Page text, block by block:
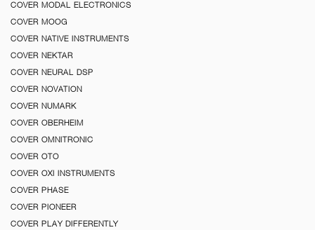
COVER MODAL ELECTRONICS
COVER MOOG
COVER NATIVE INSTRUMENTS
COVER NEKTAR
COVER NEURAL DSP
COVER NOVATION
COVER NUMARK
COVER OBERHEIM
COVER OMNITRONIC
COVER OTO
COVER OXI INSTRUMENTS
COVER PHASE
COVER PIONEER
COVER PLAY DIFFERENTLY